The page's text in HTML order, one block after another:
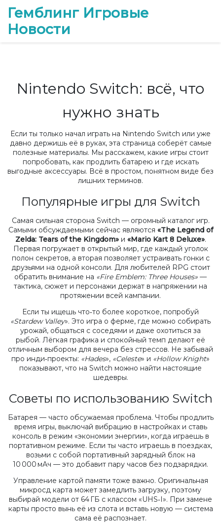
Гемблинг Игровые
Новости
Nintendo Switch: всё, что
нужно знать
Если ты только начал играть на Nintendo Switch или уже
давно держишь её в руках, эта страница соберёт самые
полезные материалы. Мы расскажем, какие игры стоит
попробовать, как продлить батарею и где искать
выгодные аксессуары. Всё в простом, понятном виде без
лишних терминов.
Популярные игры для Switch
Самая сильная сторона Switch — огромный каталог игр.
Самыми обсуждаемыми сейчас являются «The Legend of
Zelda: Tears of the Kingdom»и «Mario Kart 8 Deluxe».
Первая погружает в открытый мир, где каждый уголок
полон секретов, а вторая позволяет устраивать гонки с
друзьями на одной консоли. Для любителей RPG стоит
обратить внимание на «Fire Emblem: Three Houses» —
тактика, сюжет и персонажи держат в напряжении на
протяжении всей кампании.
Если ты ищешь что‑то более короткое, попробуй
«Stardew Valley». Это игра о ферме, где можно собирать
урожай, общаться с соседями и даже охотиться за
рыбой. Лёгкая графика и спокойный темп делают её
отличным выбором для вечера без стрессов. Не забывай
про инди‑проекты: «Hades», «Celeste» и «Hollow Knight»
показывают, что на Switch можно найти настоящие
шедевры.
Советы по использованию Switch
Батарея — часто обсужаемая проблема. Чтобы продлить
время игры, выключай вибрацию в настройках и ставь
консоль в режим «экономии энергии», когда играешь в
портативном режиме. Если ты часто играешь в поездках,
возьми с собой портативный зарядный блок на
10 000 мАч — это добавит пару часов без подзарядки.
Управление картой памяти тоже важно. Оригинальная
микросд карта может замедлить загрузку, поэтому
выбирай модели от 64 ГБ с классом «UHS‑I». При замене
карты просто вынь её из слота и вставь новую — система
сама её распознает.